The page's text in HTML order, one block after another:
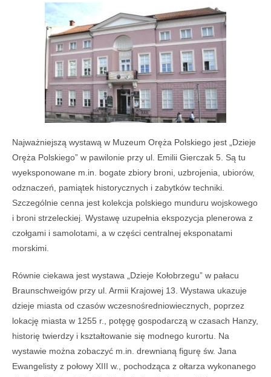
Najważniejszą wystawą w Muzeum Oręża Polskiego jest „Dzieje
Oręża Polskiego” w pawilonie przy ul. Emilii Gierczak 5. Są tu
wyeksponowane m.in. bogate zbiory broni, uzbrojenia, ubiorów,
odznaczeń, pamiątek historycznych i zabytków techniki.
Szczególnie cenna jest kolekcja polskiego munduru wojskowego
i broni strzeleckiej. Wystawę uzupełnia ekspozycja plenerowa z
czołgami i samolotami, a w części centralnej eksponatami
morskimi.
Równie ciekawa jest wystawa „Dzieje Kołobrzegu” w pałacu
Braunschweigów przy ul. Armii Krajowej 13. Wystawa ukazuje
dzieje miasta od czasów wczesnośredniowiecznych, poprzez
lokację miasta w 1255 r., potęgę gospodarczą w czasach Hanzy,
historię twierdzy i kształtowanie się modnego kurortu. Na
wystawie można zobaczyć m.in. drewnianą figurę św. Jana
Ewangelisty z połowy XIII w., pochodząca z ołtarza wykonanego